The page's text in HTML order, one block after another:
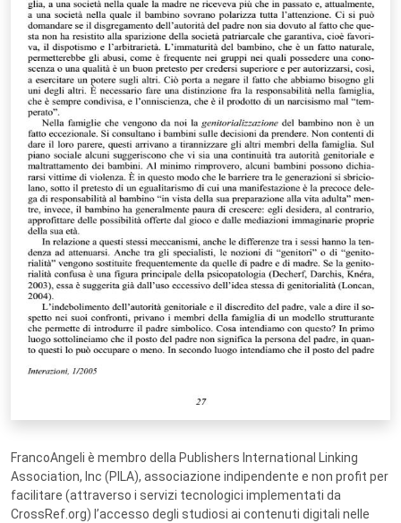
FrancoAngeli è membro della Publishers International Linking
Association, Inc (PILA), associazione indipendente e non profit per
facilitare (attraverso i servizi tecnologici implementati da
CrossRef.org) l’accesso degli studiosi ai contenuti digitali nelle